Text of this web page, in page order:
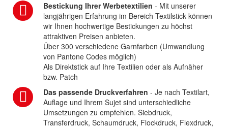
Bestickung Ihrer Werbetextilien - Mit unserer
langjährigen Erfahrung im Bereich Textilstick können
wir Ihnen hochwertige Bestickungen zu höchst
attraktiven Preisen anbieten.
Über 300 verschiedene Garnfarben (Umwandlung
von Pantone Codes möglich)
Als Direktstick auf Ihre Textilien oder als Aufnäher
bzw. Patch
Das passende Druckverfahren - Je nach Textilart,
Auflage und Ihrem Sujet sind unterschiedliche
Umsetzungen zu empfehlen. Siebdruck,
Transferdruck, Schaumdruck, Flockdruck, Flexdruck,